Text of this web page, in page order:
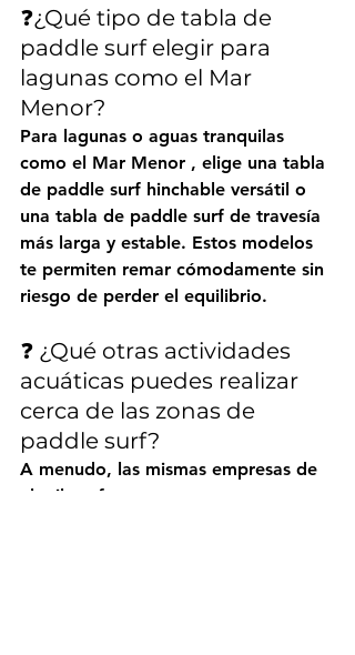
❓¿Qué tipo de tabla de
paddle surf elegir para
lagunas como el Mar
Menor?
Para lagunas o aguas tranquilas
como el Mar Menor , elige una tabla
de paddle surf hinchable versátil o
una tabla de paddle surf de travesía
más larga y estable. Estos modelos
te permiten remar cómodamente sin
riesgo de perder el equilibrio.
❓ ¿Qué otras actividades
acuáticas puedes realizar
cerca de las zonas de
paddle surf?
A menudo, las mismas empresas de
alquiler ofrecen: